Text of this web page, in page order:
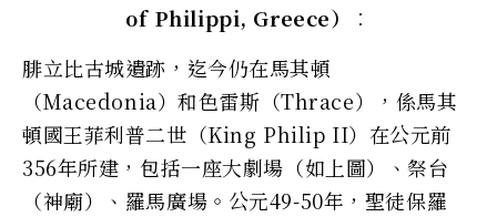
of Philippi, Greece）
︰
腓立比古城遺跡，迄今仍在馬其頓
（Macedonia）和色雷斯（Thrace），係馬其
頓國王菲利普二世（King Philip II）在公元前
356年所建，包括一座大劇場（如上圖）、祭台
（神廟）、羅馬廣場。公元49-50年，聖徒保羅